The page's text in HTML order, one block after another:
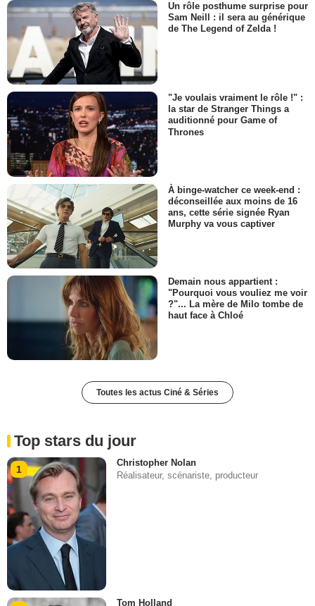
Un rôle posthume surprise pour
Sam Neill : il sera au générique
de The Legend of Zelda !
"Je voulais vraiment le rôle !" :
la star de Stranger Things a
auditionné pour Game of
Thrones
À binge-watcher ce week-end :
déconseillée aux moins de 16
ans, cette série signée Ryan
Murphy va vous captiver
Demain nous appartient :
"Pourquoi vous vouliez me voir
?"... La mère de Milo tombe de
haut face à Chloé
Toutes les actus Ciné & Séries
Top stars du jour
1
Christopher Nolan
Réalisateur, scénariste, producteur
Tom Holland